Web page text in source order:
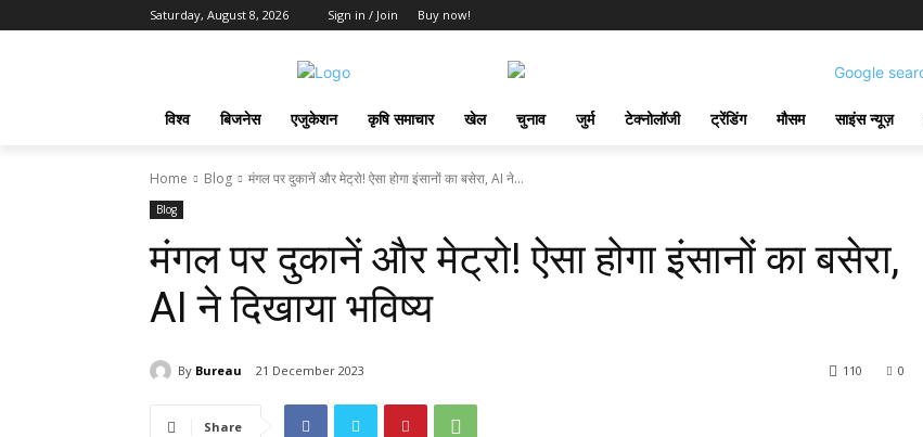
Saturday, August 8, 2026 Sign in / Join Buy now!
विश्व बिजनेस एजुकेशन कृषि समाचार खेल चुनाव जुर्म टेक्नोलॉजी ट्रेंडिंग मौसम साइंस न्यूज़
Home Blog मंगल पर दुकानें और मेट्रो! ऐसा होगा इंसानों का बसेरा, AI ने...
Blog
मंगल पर दुकानें और मेट्रो! ऐसा होगा इंसानों का बसेरा,
AI ने दिखाया भविष्य
By Bureau 21 December 2023 0
110
Share